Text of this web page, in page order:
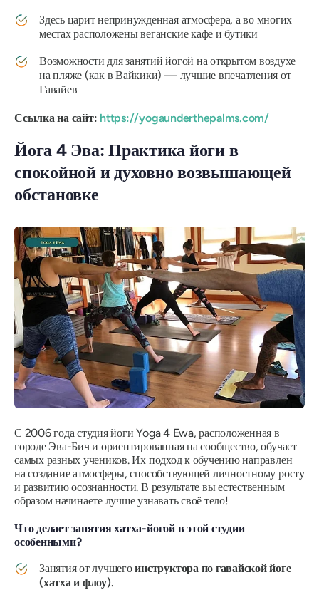
Здесь царит непринужденная атмосфера, а во многих
местах расположены веганские кафе и бутики
Возможности для занятий йогой на открытом воздухе
на пляже (как в Вайкики) — лучшие впечатления от
Гавайев
Ссылка на сайт: https://yogaunderthepalms.com/
Йога 4 Эва: Практика йоги в
спокойной и духовно возвышающей
обстановке
С 2006 года студия йоги Yoga 4 Ewa, расположенная в
городе Эва-Бич и ориентированная на сообщество, обучает
самых разных учеников. Их подход к обучению направлен
на создание атмосферы, способствующей личностному росту
и развитию осознанности. В результате вы естественным
образом начинаете лучше узнавать своё тело!
Что делает занятия хатха-йогой в этой студии
особенными?
Занятия от лучшегоинструктора по гавайской йоге
(хатха и флоу).